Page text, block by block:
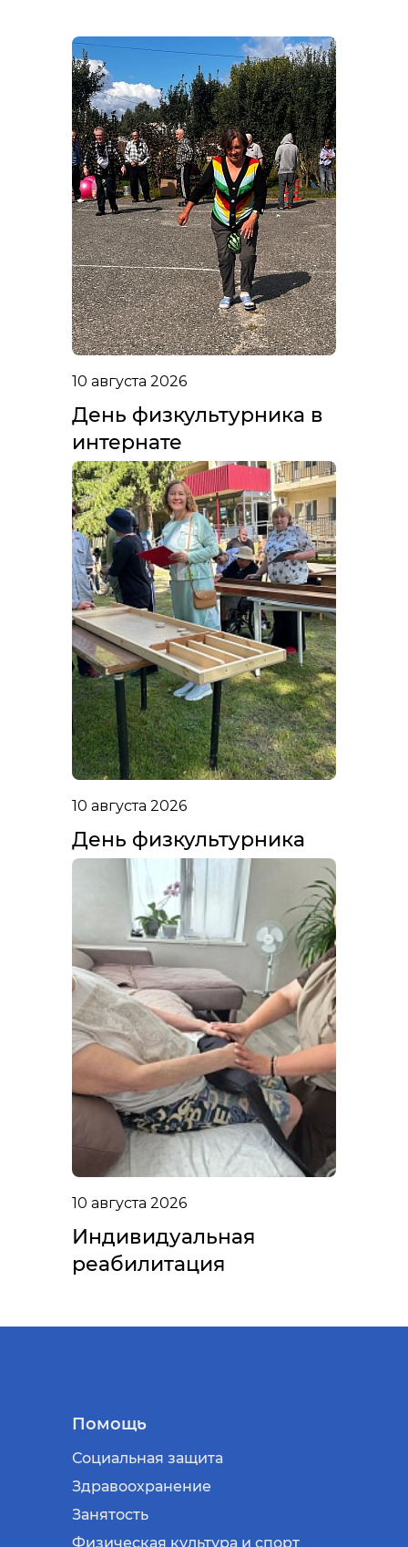
10 августа 2026
День физкультурника в
интернате
10 августа 2026
День физкультурника
10 августа 2026
Индивидуальная
реабилитация
Помощь
Социальная защита
Здравоохранение
Занятость
Физическая культура и спорт